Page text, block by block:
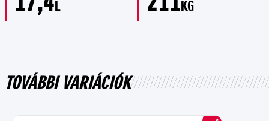
L KG
TOVÁBBI VARIÁCIÓK